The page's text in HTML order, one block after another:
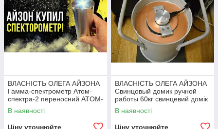
ВЛАСНІСТЬ ОЛЕГА АЙЗОНА
Гамма-спектрометр Атом-
спектра-2 переносний ATOM-
SCAN
В наявності
Ціну уточнюйте
ВЛАСНІСТЬ ОЛЕГА АЙЗОНА
Свинцовый домик ручной
работы 60кг свинцевий домік
будиночок будинок
В наявності
Ціну уточнюйте